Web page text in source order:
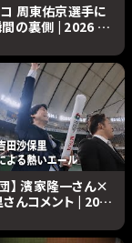
周東佑京選手に
の裏側 | 2026 ワ
ボールクラシック
】 濱家隆一さん×
んコメント | 2026
スボールクラシッ
Japan